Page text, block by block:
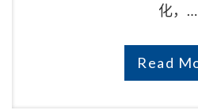
化，…
Read